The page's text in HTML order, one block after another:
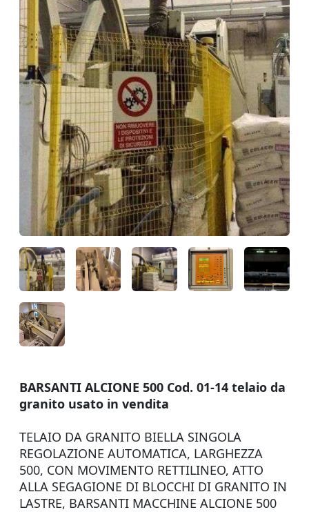
BARSANTI ALCIONE 500 Cod. 01-14 telaio da
granito usato in vendita
TELAIO DA GRANITO BIELLA SINGOLA
REGOLAZIONE AUTOMATICA, LARGHEZZA
500, CON MOVIMENTO RETTILINEO, ATTO
ALLA SEGAGIONE DI BLOCCHI DI GRANITO IN
LASTRE, BARSANTI MACCHINE ALCIONE 500